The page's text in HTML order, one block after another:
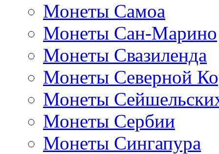
Монеты Самоа
Монеты Сан-Марино
Монеты Свазиленда
Монеты Северной
Монеты
Монеты Сербии
Монеты Сингапура